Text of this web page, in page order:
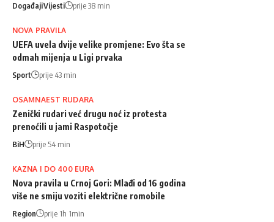
DogađajiVijesti prije 38 min
NOVA PRAVILA
UEFA uvela dvije velike promjene: Evo šta se
odmah mijenja u Ligi prvaka
Sport prije 43 min
OSAMNAEST RUDARA
Zenički rudari već drugu noć iz protesta
prenoćili u jami Raspotočje
BiH prije 54 min
KAZNA I DO 400 EURA
Nova pravila u Crnoj Gori: Mlađi od 16 godina
više ne smiju voziti električne romobile
Region prije 1h 1min